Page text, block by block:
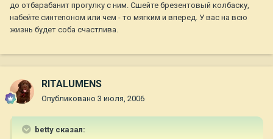
до отбарабанит прогулку с ним. Сшейте брезентовый колбаску,
набейте синтепоном или чем - то мягким и вперед. У вас на всю
жизнь будет соба счастлива.
RITALUMENS
Опубликовано 3 июля, 2006
betty сказал: